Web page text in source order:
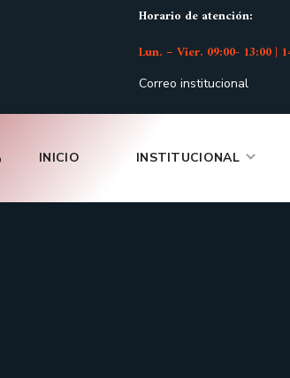
Horario de atención:
Lun. – Vier. 09:00- 13:00 |
Correo institucional
INICIO INSTITUCIONAL